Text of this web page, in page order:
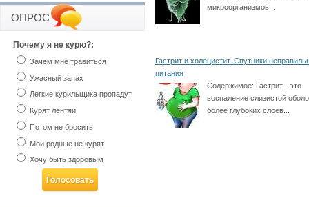
микроорганизмов...
Гастрит и холецистит. Спутники
питания
Содержимое: Гастрит - это
воспаление слизистой
более глубоких слоев...
ОПРОС
Почему я не курю?:
Зачем мне травиться
Ужасный запах
Легкие курильщика пропадут
Курят лентяи
Потом не бросить
Мои родные не курят
Хочу быть здоровым